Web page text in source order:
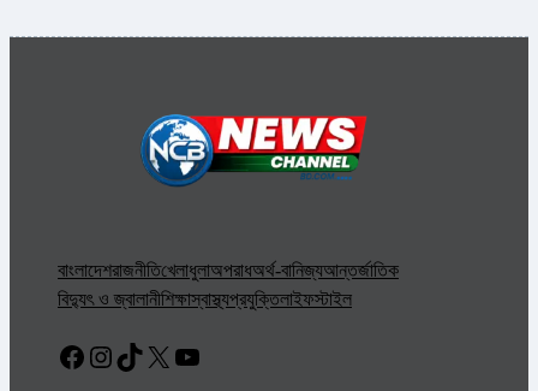
বাংলাদেশরাজনীতিখেলাধুলাঅপরাধঅর্থ-বানিজ্যআন্তর্জাতিক
বিদ্যুৎ ও জ্বালানীশিক্ষাস্বাস্থ্যপ্রযুক্তিলাইফস্টাইল
Facebook
Instagram
TikTok
X YouTube